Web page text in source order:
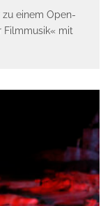
einem Open-
Filmmusik« mit